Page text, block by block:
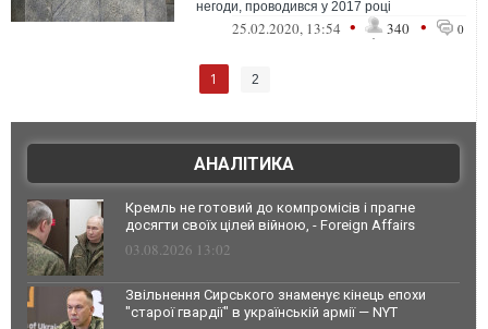
негоди, проводився у 2017 році
25.02.2020, 13:54 • 340 • 0
1 2
АНАЛІТИКА
Кремль не готовий до компромісів і прагне
досягти своїх цілей війною, - Foreign Affairs
03.08.2026 13:02
Звільнення Сирського знаменує кінець епохи
"старої гвардії" в українській армії — NYT